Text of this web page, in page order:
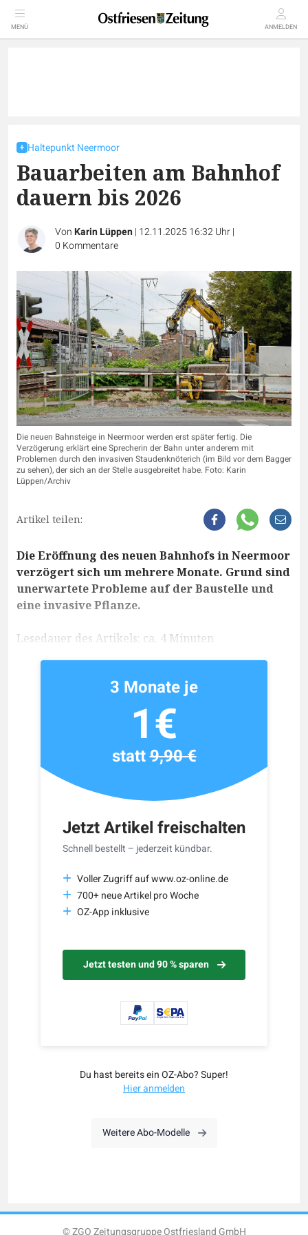
MENÜ ANMELDEN
Haltepunkt Neermoor
Bauarbeiten am Bahnhof
dauern bis 2026
VonKarin Lüppen| 12.11.2025 16:32 Uhr|
0 Kommentare
Die neuen Bahnsteige in Neermoor werden erst später fertig. Die
Verzögerung erklärt eine Sprecherin der Bahn unter anderem mit
Problemen durch den invasiven Staudenknöterich (im Bild vor dem Bagger
zu sehen), der sich an der Stelle ausgebreitet habe. Foto: Karin
Lüppen/Archiv
Artikel teilen:
Die Eröffnung des neuen Bahnhofs in Neermoor
verzögert sich um mehrere Monate. Grund sind
unerwartete Probleme auf der Baustelle und
eine invasive Pflanze.
Lesedauer des Artikels: ca. 4 Minuten
Jetzt Artikel freischalten
Schnell bestellt – jederzeit kündbar.
Voller Zugriff auf www.oz-online.de
700+ neue Artikel pro Woche
OZ-App inklusive
Jetzt testen und 90 % sparen
3 Monate je
1€
statt9,90 €
Du hast bereits ein OZ-Abo? Super!
Hier anmelden
Weitere Abo-Modelle
© ZGO Zeitungsgruppe Ostfriesland GmbH